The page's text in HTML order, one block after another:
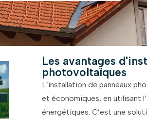
Les avantages
photovoltaïques
L’installation de panneaux
et économiques, en utilisant
énergétiques. C’est une